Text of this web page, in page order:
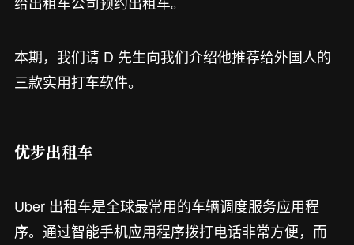
本期，我们请 D 先生向我们介绍他推荐给外国人的
三款实用打车软件。
优步出租车
Uber 出租车是全球最常用的车辆调度服务应用程
序。通过智能手机应用程序拨打电话非常方便，而